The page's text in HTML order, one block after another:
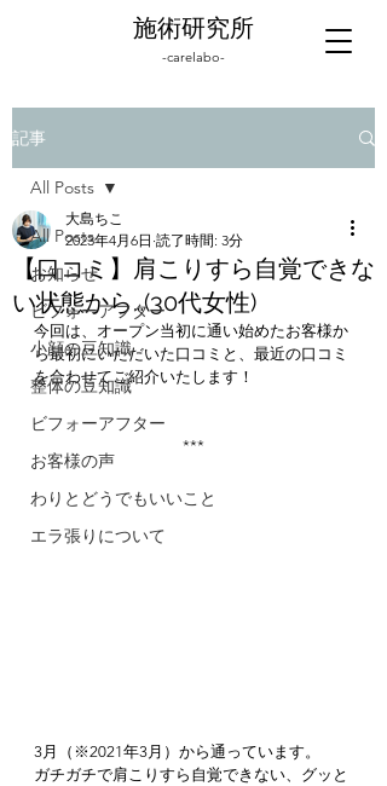
施術研究所
-carelabo-
記事
All Posts
お知らせ
ビフォーアフター
小顔の豆知識
整体の豆知識
ビフォーアフター
お客様の声
わりとどうでもいいこと
エラ張りについて
All Posts
【口コミ】肩こりすら自覚できな
い状態から…(30代女性)
大島ちこ
2023年4月6日 読了時間: 3分
今回は、オープン当初に通い始めたお客様か
ら最初にいただいた口コミと、最近の口コミ
を合わせてご紹介いたします！
***
3月（※2021年3月）から通っています。
ガチガチで肩こりすら自覚できない、グッと